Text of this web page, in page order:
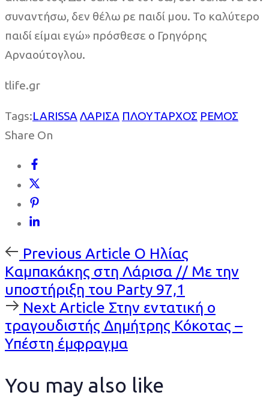
συναντήσω, δεν θέλω ρε παιδί μου. Το καλύτερο
παιδί είμαι εγώ» πρόσθεσε ο Γρηγόρης
Αρναούτογλου.
tlife.gr
Tags:LARISSA ΛΑΡΙΣΑ ΠΛΟΥΤΑΡΧΟΣ ΡΕΜΟΣ
Share On
Previous
Article
Previous Article Ο Ηλίας
Καμπακάκης στη Λάρισα // Με την
υποστήριξη του Party 97,1
Next
Article
Next Article Στην εντατική ο
τραγουδιστής Δημήτρης Κόκοτας –
Υπέστη έμφραγμα
You may also like